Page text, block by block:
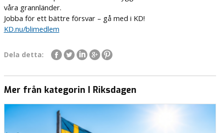
våra grannländer.
Jobba för ett bättre försvar – gå med i KD!
KD.nu/blimedlem
Dela detta:
Mer från kategorin I Riksdagen